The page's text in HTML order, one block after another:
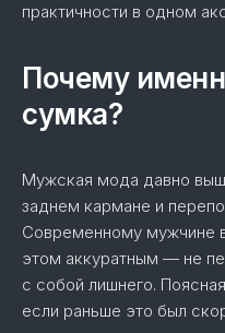
практичности в одном
Почему
сумка?
Мужская мода давно
заднем кармане и
Современному мужчине
этом аккуратным — не
с собой лишнего.
если раньше это был